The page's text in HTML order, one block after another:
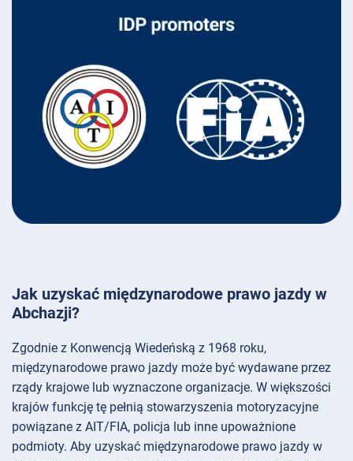
Jak uzyskać międzynarodowe prawo jazdy w
Abchazji?
Zgodnie z Konwencją Wiedeńską z 1968 roku,
międzynarodowe prawo jazdy może być wydawane przez
rządy krajowe lub wyznaczone organizacje. W większości
krajów funkcję tę pełnią stowarzyszenia motoryzacyjne
powiązane z AIT/FIA, policja lub inne upoważnione
podmioty. Aby uzyskać międzynarodowe prawo jazdy w